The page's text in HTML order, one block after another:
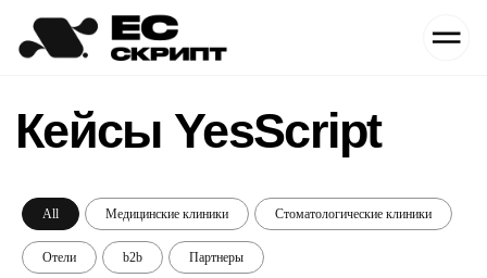
All Медицинские клиники Стоматологические клиники
Отели b2b Партнеры